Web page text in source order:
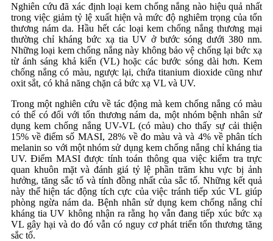
Nghiên cứu đã xác định loại kem chống nắng nào hiệu quả nhất
trong việc giảm tỷ lệ xuất hiện và mức độ nghiêm trọng của tổn
thương nám da. Hầu hết các loại kem chống nắng thương mại
thường chỉ kháng bức xạ tia UV ở bước sóng dưới 380 nm.
Những loại kem chống nắng này không bảo vệ chống lại bức xạ
từ ánh sáng khả kiến (VL) hoặc các bước sóng dài hơn. Kem
chống nắng có màu, ngược lại, chứa titanium dioxide cũng như
oxit sắt, có khả năng chặn cả bức xạ VL và UV.
Trong một nghiên cứu về tác động mà kem chống nắng có màu
có thể có đối với tổn thương nám da, một nhóm bệnh nhân sử
dụng kem chống nắng UV-VL (có màu) cho thấy sự cải thiện
15% về điểm số MASI, 28% về đo màu và và 4% về phân tích
melanin so với một nhóm sử dụng kem chống nắng chỉ kháng tia
UV. Điểm MASI được tính toán thông qua việc kiểm tra trực
quan khuôn mặt và đánh giá tỷ lệ phần trăm khu vực bị ảnh
hưởng, tăng sắc tố và tính đồng nhất của sắc tố. Những kết quả
này thể hiện tác động tích cực của việc tránh tiếp xúc VL giúp
phòng ngừa nám da. Bệnh nhân sử dụng kem chống nắng chỉ
kháng tia UV không nhận ra rằng họ vẫn đang tiếp xúc bức xạ
VL gây hại và do đó vẫn có nguy cơ phát triển tổn thương tăng
sắc tố.